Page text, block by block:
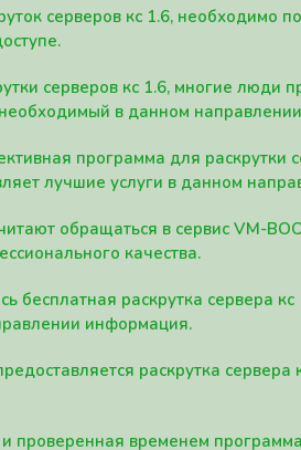
серверов кс 1.6, необходимо
серверов кс 1.6, многие люди
в данном
программа для раскрутки
лучшие услуги в данном
обращаться в сервис VM-
качества.
бесплатная раскрутка сервера
информация.
раскрутка
временем программа